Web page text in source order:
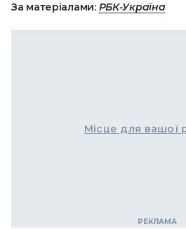
За матеріалами: РБК-Україна
Місце для вашої